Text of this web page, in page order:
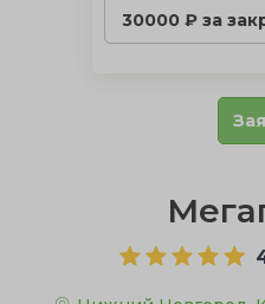
30000 ₽ за